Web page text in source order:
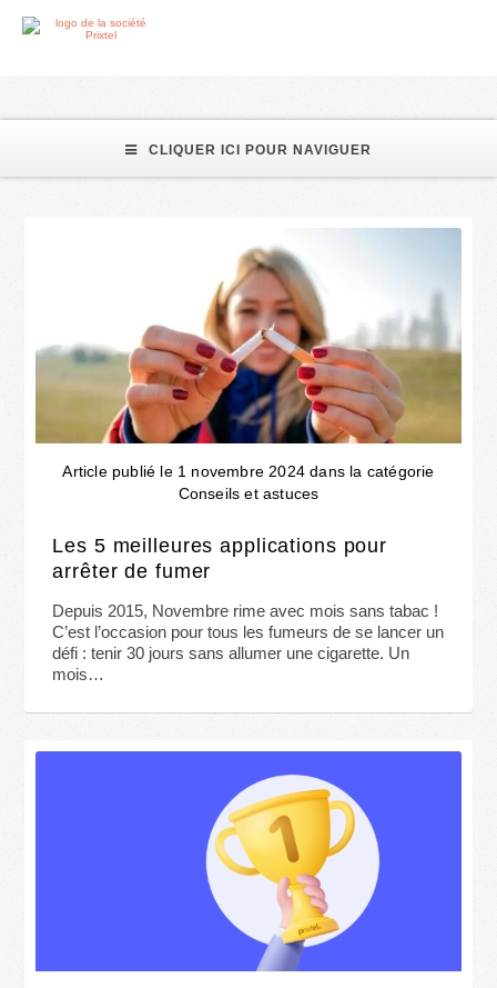
CLIQUER ICI POUR NAVIGUER
Article publié le 1 novembre 2024 dans la catégorie
Conseils et astuces
Les 5 meilleures applications pour
arrêter de fumer
Depuis 2015, Novembre rime avec mois sans tabac !
C’est l’occasion pour tous les fumeurs de se lancer un
défi : tenir 30 jours sans allumer une cigarette. Un
mois…